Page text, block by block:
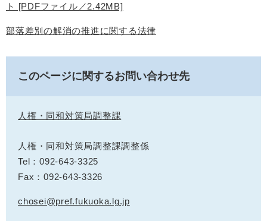
ト [PDFファイル／2.42MB]
部落差別の解消の推進に関する法律
このページに関するお問い合わせ先
人権・同和対策局調整課
人権・同和対策局調整課調整係
Tel：092-643-3325
Fax：092-643-3326
chosei@pref.fukuoka.lg.jp